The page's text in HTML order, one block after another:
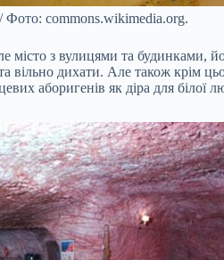
Фото: commons.wikimedia.org.
місто з вулицями та будинками,
дихати. Але також крім
аборигенів як діра для білої